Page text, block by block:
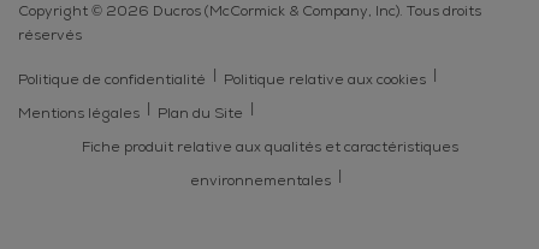
Copyright © 2026 Ducros (McCormick & Company, Inc). Tous droits
réservés
Politique de confidentialité
Politique relative aux cookies
Mentions légales
Plan du Site
Fiche produit relative aux qualités et caractéristiques
environnementales